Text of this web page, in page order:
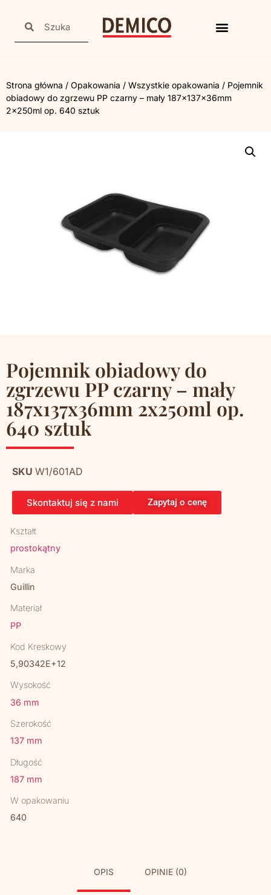
Strona główna / Opakowania / Wszystkie opakowania / Pojemnik
obiadowy do zgrzewu PP czarny – mały 187x137x36mm
2x250ml op. 640 sztuk
Pojemnik obiadowy do
zgrzewu PP czarny – mały
187x137x36mm 2x250ml op.
640 sztuk
SKU W1/601AD
Skontaktuj się z nami Zapytaj o cenę
Kształt
prostokątny
Marka
Guillin
Materiał
PP
Kod Kreskowy
5,90342E+12
Wysokość
36 mm
Szerokość
137 mm
Długość
187 mm
W opakowaniu
640
OPIS OPINIE (0)